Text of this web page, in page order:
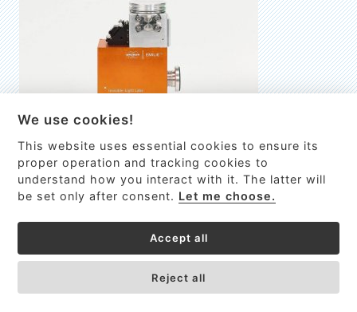
EMILIE
První nano-elektro-mechanický (NEMS) FTIR analyzátor
We use cookies!
This website uses essential cookies to ensure its
proper operation and tracking cookies to
understand how you interact with it. The latter will
be set only after consent. Let me choose.
Accept all
Reject all